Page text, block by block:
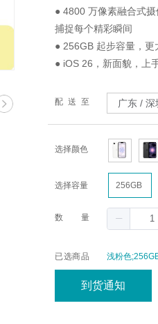
● 4800 万像素融合式
捕捉每个精彩瞬间
● 256GB 起步容量，更
● iOS 26，新面貌，上
配送至
选择颜色
选择容量 256GB
数量
已选商品 浅粉色
到货通知